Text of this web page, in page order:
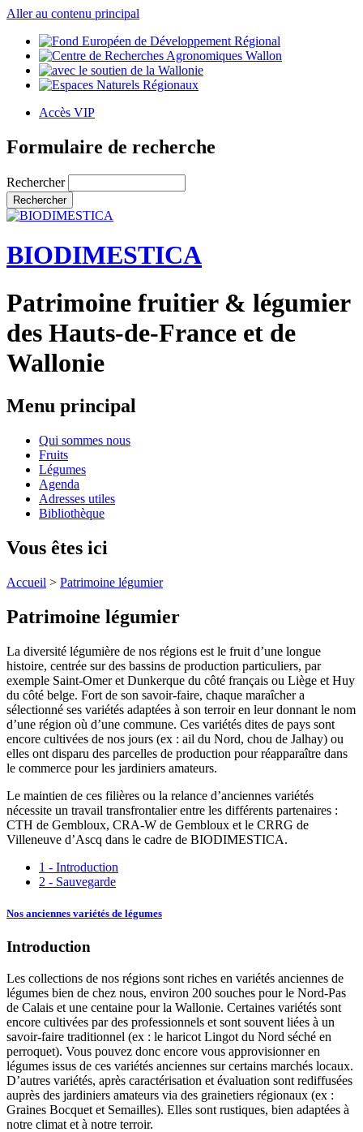
Aller au contenu principal
Accès VIP
Formulaire de recherche
Rechercher
BIODIMESTICA
Patrimoine fruitier & légumier
des Hauts-de-France et de
Wallonie
Menu principal
Qui sommes nous
Fruits
Légumes
Agenda
Adresses utiles
Bibliothèque
Vous êtes ici
Accueil > Patrimoine légumier
Patrimoine légumier
La diversité légumière de nos régions est le fruit d’une longue
histoire, centrée sur des bassins de production particuliers, par
exemple Saint-Omer et Dunkerque du côté français ou Liège et Huy
du côté belge. Fort de son savoir-faire, chaque maraîcher a
sélectionné ses variétés adaptées à son terroir en leur donnant le nom
d’une région où d’une commune. Ces variétés dites de pays sont
encore cultivées de nos jours (ex : ail du Nord, chou de Jalhay) ou
elles ont disparu des parcelles de production pour réapparaître dans
le commerce pour les jardiniers amateurs.
Le maintien de ces filières ou la relance d’anciennes variétés
nécessite un travail transfrontalier entre les différents partenaires :
CTH de Gembloux, CRA-W de Gembloux et le CRRG de
Villeneuve d’Ascq dans le cadre de BIODIMESTICA.
1 - Introduction
2 - Sauvegarde
Nos anciennes variétés de légumes
Introduction
Les collections de nos régions sont riches en variétés anciennes de
légumes bien de chez nous, environ 200 souches pour le Nord-Pas
de Calais et une centaine pour la Wallonie. Certaines variétés sont
encore cultivées par des professionnels et sont souvent liées à un
savoir-faire traditionnel (ex : le haricot Lingot du Nord séché en
perroquet). Vous pouvez donc encore vous approvisionner en
légumes issus de ces variétés anciennes sur certains marchés locaux.
D’autres variétés, après caractérisation et évaluation sont rediffusées
auprès des jardiniers amateurs via des grainetiers régionaux (ex :
Graines Bocquet et Semailles). Elles sont rustiques, bien adaptées à
notre climat et à notre terroir.